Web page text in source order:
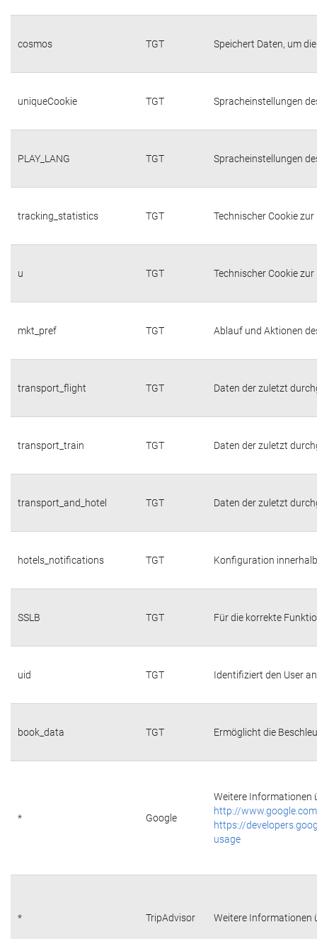
cosmos TGT Speichert Daten, um
uniqueCookie TGT Spracheinstellungen
PLAY_LANG TGT Spracheinstellungen
tracking_statistics TGT Technischer Cookie
u TGT Technischer Cookie
mkt_pref TGT Ablauf und Aktionen
transport_flight TGT Daten der zuletzt
transport_train TGT Daten der zuletzt
transport_and_hotel TGT Daten der zuletzt
hotels_notifications TGT Konfiguration
SSLB TGT Für die korrekte
uid TGT Identifiziert den User
book_data TGT Ermöglicht die
* Google
Weitere Informationen
http://
https://
usage
* TripAdvisor Weitere Informationen